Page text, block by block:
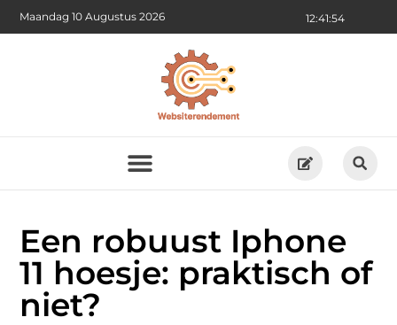
12:41:55
Maandag 10 Augustus 2026
Een robuust Iphone
11 hoesje: praktisch of
niet?